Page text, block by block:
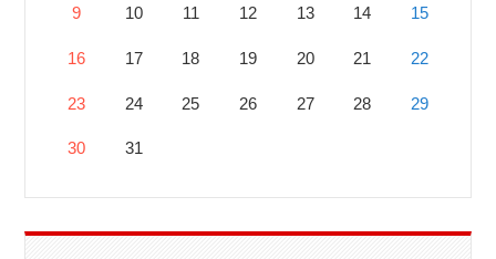
9 10 11 12 13 14 15
16 17 18 19 20 21 22
23 24 25 26 27 28 29
30 31